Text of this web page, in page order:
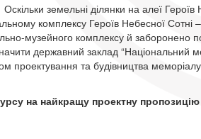
Оскільки земельні ділянки на алеї Героїв
комплексу Героїв Небесної Сотні
музейного комплексу й заборонено
державний заклад “Національний
проектування та будівництва
на найкращу проектну пропозицію